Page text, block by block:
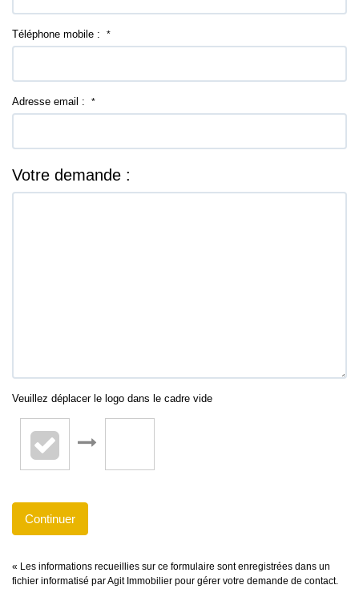
Téléphone mobile : *
Adresse email : *
Votre demande :
Veuillez déplacer le logo dans le cadre vide
Continuer
« Les informations recueillies sur ce formulaire sont enregistrées dans un
fichier informatisé par Agit Immobilier pour gérer votre demande de contact.